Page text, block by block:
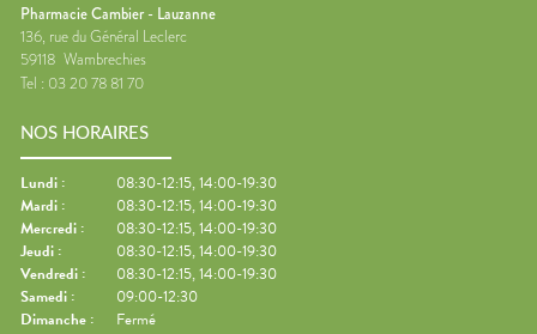
Pharmacie Cambier - Lauzanne
136, rue du Général Leclerc
59118 Wambrechies
Tel : 03 20 78 81 70
NOS HORAIRES
Lundi :
08:30-12:15, 14:00-19:30
Mardi :
08:30-12:15, 14:00-19:30
Mercredi :
08:30-12:15, 14:00-19:30
Jeudi :
08:30-12:15, 14:00-19:30
Vendredi :
08:30-12:15, 14:00-19:30
Samedi :
09:00-12:30
Dimanche : Fermé